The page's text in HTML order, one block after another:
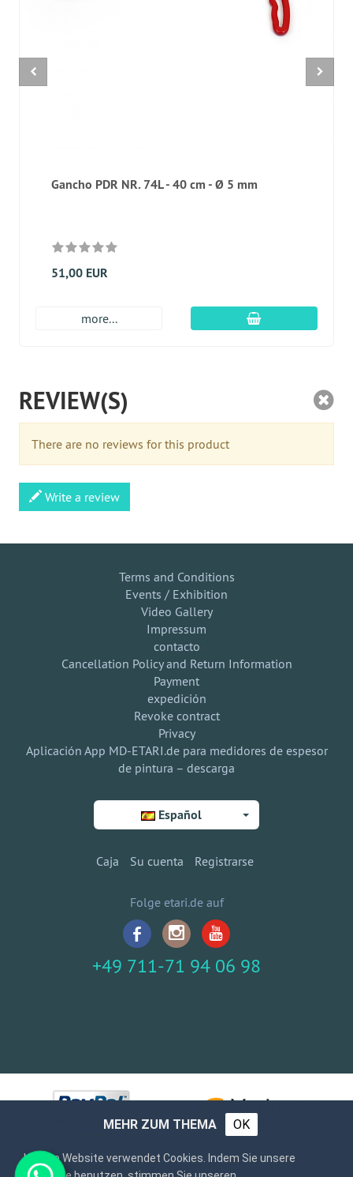
Gancho PDR NR. 74L - 40 cm - Ø 5 mm
51,00 EUR
more... En el carro de
REVIEW(S)
There are no reviews for this product
Write a review
Terms and Conditions
Events / Exhibition
Video Gallery
Impressum
contacto
Cancellation Policy and Return Information
Payment
expedición
Revoke contract
Privacy
Aplicación App MD-ETARI.de para medidores de espesor
de pintura – descarga
Español
Caja Su cuenta Registrarse
Folge etari.de auf
+49 711-71 94 06 98
MEHR ZUM THEMA OK
Unsere Website verwendet Cookies. Indem Sie unsere